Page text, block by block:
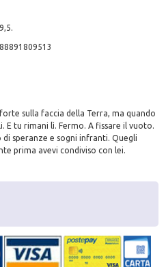
sulla faccia della Terra, ma quando
E tu rimani lì. Fermo. A fissare il vuoto.
speranze e sogni infranti. Quegli
prima avevi condiviso con lei.